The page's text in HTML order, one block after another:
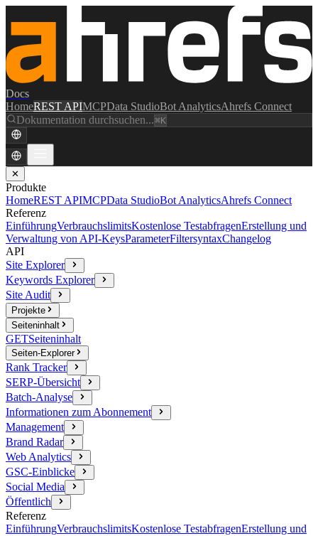
Docs
HomeREST APIMCPData StudioBot AnalyticsAhrefs Connect
Dokumentation durchsuchen...⌘K
✕
Produkte
HomeREST APIMCPData StudioBot AnalyticsAhrefs Connect
Referenz
EinführungVerbrauchslimitsKostenlose TestabfragenErstellung und
Verwaltung von API-KeysParameterFiltersyntaxChangelog
API
Site Explorer
Keywords Explorer
Site Audit
Projekte
Seiteninhalt
GETSeiteninhalt
Seiten-Explorer
Rank Tracker
SERP-Übersicht
Batch-Analyse
Informationen zum Abonnement
Management
Brand Radar
Web Analytics
GSC-Einblicke
Social Media
Öffentlich
Referenz
EinführungVerbrauchslimitsKostenlose TestabfragenErstellung und